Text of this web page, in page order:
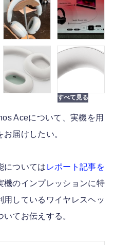
Aceについて、実機を用
届けしたい。
については レポート記事を
機のインプレッションに特
しているワイヤレスヘッ
てお伝えする。